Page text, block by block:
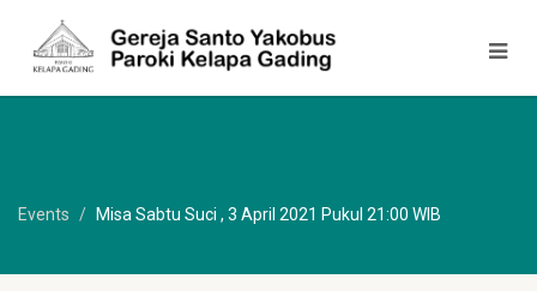
Events Misa Sabtu Suci , 3 April 2021 Pukul 21:00 WIB